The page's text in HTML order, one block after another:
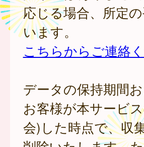
応じる場合、所定
います。
こちらからご連絡
データの保持期間
お客様が本サービ
会)した時点で、収